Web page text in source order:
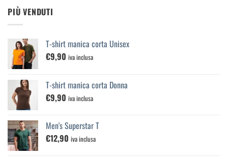
PIÙ VENDUTI
T-shirt manica corta Unisex
€9,90 iva inclusa
T-shirt manica corta Donna
€9,90 iva inclusa
Men's Superstar T
€12,90 iva inclusa